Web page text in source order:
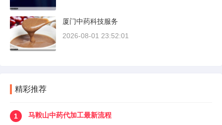
厦门中药科技服务
2026-08-01 23:52:01
精彩推荐
1
马鞍山中药代加工最新流程